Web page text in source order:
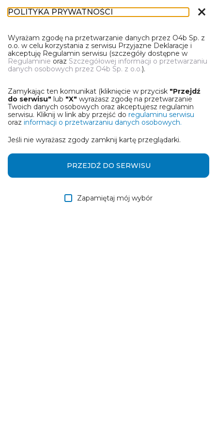
WYBIERZ JEDNĄ Z OPCJI
Wczytaj deklarację z pliku Excel
Utwórz deklarację z wykorzystaniem kreatora online
Przywróć ostatnią deklarację
Wczytaj deklarację z pliku roboczego DEK
POLITYKA PRYWATNOŚCI close
Wyrażam zgodę na przetwarzanie danych przez O4b Sp. z
o.o. w celu korzystania z serwisu Przyjazne Deklaracje i
akceptuję Regulamin serwisu (szczegóły dostępne w
Regulaminie oraz Szczegółowej informacji o przetwarzaniu
danych osobowych przez O4b Sp. z o.o.).
Zamykając ten komunikat (kliknięcie w przycisk "Przejdź
do serwisu" lub "X" wyrażasz zgodę na przetwarzanie
Twoich danych osobowych oraz akceptujesz regulamin
serwisu. Kliknij w link aby przejść do regulaminu serwisu
oraz informacji o przetwarzaniu danych osobowych.
Jeśli nie wyrażasz zgody zamknij kartę przeglądarki.
Zapamiętaj mój wybór
PRZEJDŹ DO SERWISU